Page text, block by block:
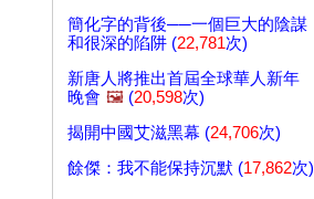
簡化字的背後──一個巨大的陰謀
和很深的陷阱 (22,781次)
新唐人將推出首屆全球華人新年
晚會 🖼️ (20,598次)
揭開中國艾滋黑幕 (24,706次)
餘傑：我不能保持沉默 (17,862次)